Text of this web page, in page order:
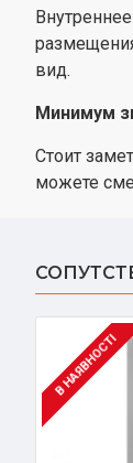
вид.
Минимум
Стоит
можете
В НАЯВНОСТІ